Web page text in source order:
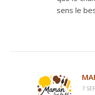
sens le
7